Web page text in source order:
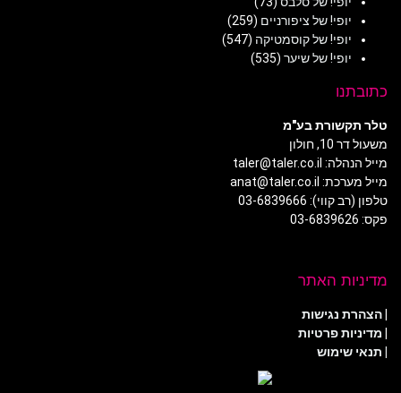
יופי! של ציפורניים (259)
יופי! של קוסמטיקה (547)
יופי! של שיער (535)
כתובתנו
טלר תקשורת בע"מ
משעול דר 10, חולון
מייל הנהלה: taler@taler.co.il
מייל מערכת: anat@taler.co.il
טלפון (רב קווי): 03-6839666
פקס: 03-6839626
מדיניות האתר
הצהרת נגישות
מדיניות פרטיות
| תנאי שימוש